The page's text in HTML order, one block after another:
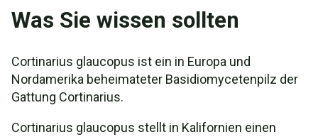
Was Sie wissen sollten
Cortinarius glaucopus ist ein in Europa und
Nordamerika beheimateter Basidiomycetenpilz der
Gattung Cortinarius.
Cortinarius glaucopus stellt in Kalifornien einen